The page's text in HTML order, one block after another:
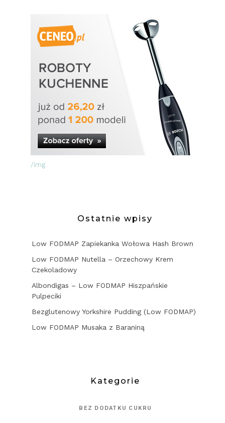
/img
Ostatnie wpisy
Low FODMAP Zapiekanka Wołowa Hash Brown
Low FODMAP Nutella – Orzechowy Krem
Czekoladowy
Albondigas – Low FODMAP Hiszpańskie
Pulpeciki
Bezglutenowy Yorkshire Pudding (Low FODMAP)
Low FODMAP Musaka z Baraniną
Kategorie
BEZ DODATKU CUKRU